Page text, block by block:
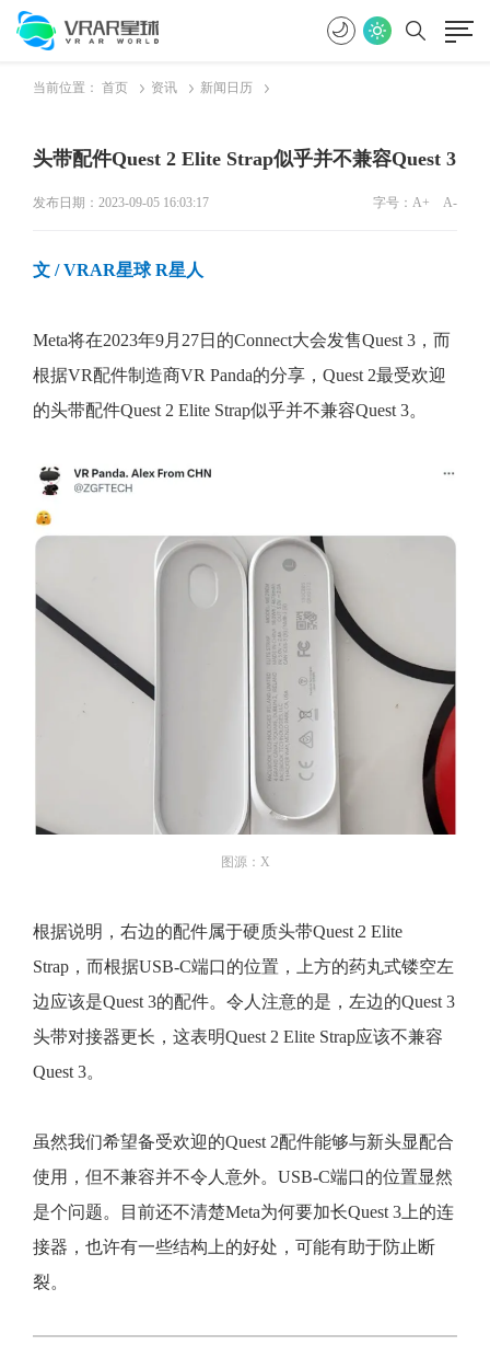
当前位置： 首页 资讯 新闻日历
头带配件Quest 2 Elite Strap似乎并不兼容Quest 3
发布日期：2023-09-05 16:03:17 字号： A+ A-
文 / VRAR星球 R星人
Meta将在2023年9月27日的Connect大会发售Quest 3，而
根据VR配件制造商VR Panda的分享，Quest 2最受欢迎
的头带配件Quest 2 Elite Strap似乎并不兼容Quest 3。
图源：X
根据说明，右边的配件属于硬质头带Quest 2 Elite
Strap，而根据USB-C端口的位置，上方的药丸式镂空左
边应该是Quest 3的配件。令人注意的是，左边的Quest 3
头带对接器更长，这表明Quest 2 Elite Strap应该不兼容
Quest 3。
虽然我们希望备受欢迎的Quest 2配件能够与新头显配合
使用，但不兼容并不令人意外。USB-C端口的位置显然
是个问题。目前还不清楚Meta为何要加长Quest 3上的连
接器，也许有一些结构上的好处，可能有助于防止断
裂。